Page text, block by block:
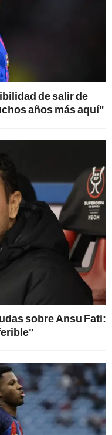
de salir de
años más aquí"
sobre Ansu Fati: